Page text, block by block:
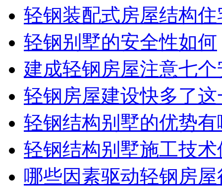
轻钢装配式房屋结构
轻钢别墅的安全性如何
建成轻钢房屋注意七
轻钢房屋建设快多了这
轻钢结构别墅的优势有
轻钢结构别墅施工技
哪些因素驱动轻钢房